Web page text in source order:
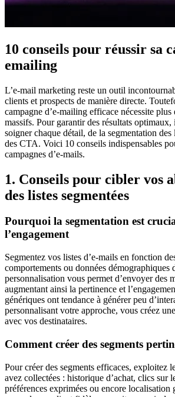
10 conseils pour réussir sa
emailing
L’e-mail marketing reste un outil
clients et prospects de manière directe.
campagne d’e-mailing efficace nécessite
massifs. Pour garantir des résultats optimaux,
soigner chaque détail, de la segmentation des
des CTA. Voici 10 conseils indispensables
campagnes d’e-mails.
1. Conseils pour cibler vos
des listes segmentées
Pourquoi la segmentation est
l’engagement
Segmentez vos listes d’e-mails en fonction
comportements ou données démographiques
personnalisation vous permet d’envoyer des
augmentant ainsi la pertinence et
génériques ont tendance à générer peu
personnalisant votre approche, vous créez
avec vos destinataires.
Comment créer des segments
Pour créer des segments efficaces, exploitez
avez collectées : historique d’achat, clics sur
préférences exprimées ou encore localisation